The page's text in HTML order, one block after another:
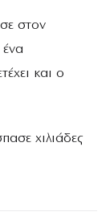
στον
και ο
χιλιάδες